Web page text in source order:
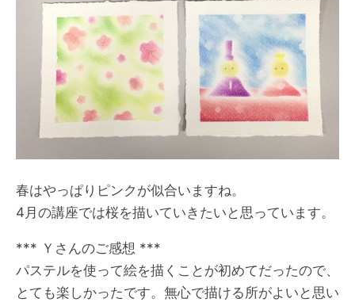
春はやっぱりピンクが似合いますね。
4月の講座では桜を描いていきたいと思っています。
*** Ｙさんのご感想 ***
パステルを使って絵を描くことが初めてだったので、
とても楽しかったです。無心で描ける所がよいと思い